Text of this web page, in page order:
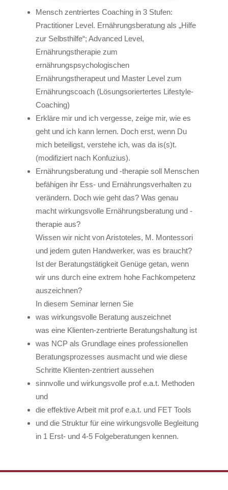
Mensch zentriertes Coaching in 3 Stufen:
Practitioner Level. Ernährungsberatung als „Hilfe
zur Selbsthilfe“; Advanced Level,
Ernährungstherapie zum
ernährungspsychologischen
Ernährungstherapeut und Master Level zum
Ernährungscoach (Lösungsoriertertes Lifestyle-
Coaching)
Erkläre mir und ich vergesse, zeige mir, wie es
geht und ich kann lernen. Doch erst, wenn Du
mich beteiligst, verstehe ich, was da is(s)t.
(modifiziert nach Konfuzius).
Ernährungsberatung und -therapie soll Menschen
befähigen ihr Ess- und Ernährungsverhalten zu
verändern. Doch wie geht das? Was genau
macht wirkungsvolle Ernährungsberatung und -
therapie aus?
Wissen wir nicht von Aristoteles, M. Montessori
und jedem guten Handwerker, was es braucht?
Ist der Beratungstätigkeit Genüge getan, wenn
wir uns durch eine extrem hohe Fachkompetenz
auszeichnen?
In diesem Seminar lernen Sie
was wirkungsvolle Beratung auszeichnet
was eine Klienten-zentrierte Beratungshaltung ist
was NCP als Grundlage eines professionellen
Beratungsprozesses ausmacht und wie diese
Schritte Klienten-zentriert aussehen
sinnvolle und wirkungsvolle prof e.a.t. Methoden
und
die effektive Arbeit mit prof e.a.t. und FET Tools
und die Struktur für eine wirkungsvolle Begleitung
in 1 Erst- und 4-5 Folgeberatungen kennen.